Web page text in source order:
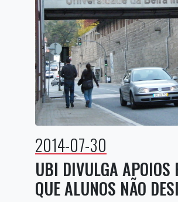
2014-07-30
UBI DIVULGA APOIOS
QUE ALUNOS NÃO